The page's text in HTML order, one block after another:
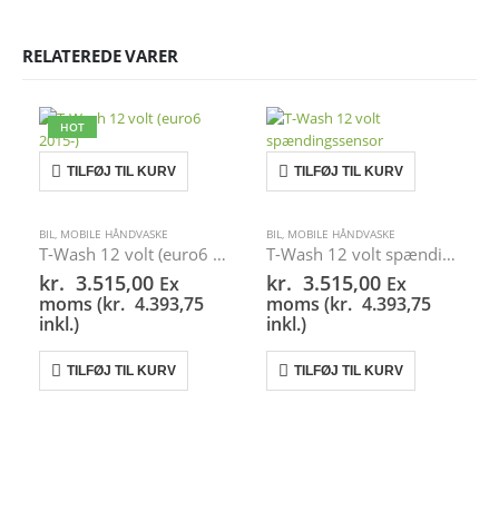
RELATEREDE VARER
HOT
TILFØJ TIL KURV
BIL, MOBILE HÅNDVASKE
T-Wash 12 volt (euro6 2015-)
kr. 3.515,00 Ex
moms (kr. 4.393,75
inkl.)
TILFØJ TIL KURV
TILFØJ TIL KURV
BIL, MOBILE HÅNDVASKE
T-Wash 12 volt spændingssensor
kr. 3.515,00 Ex
moms (kr. 4.393,75
inkl.)
TILFØJ TIL KURV